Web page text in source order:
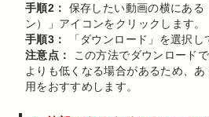
手順2：
保存したい動画の横にある
ン）」アイコンをクリックします。
手順3：
「ダウンロード」を選択し
注意点：
この方法でダウンロード
よりも低くなる場合があるため、
用をおすすめします。